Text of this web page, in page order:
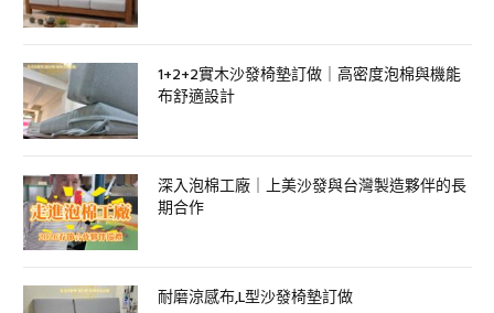
1+2+2實木沙發椅墊訂做｜高密度泡棉與機能
布舒適設計
深入泡棉工廠｜上美沙發與台灣製造夥伴的長
期合作
耐磨涼感布,L型沙發椅墊訂做